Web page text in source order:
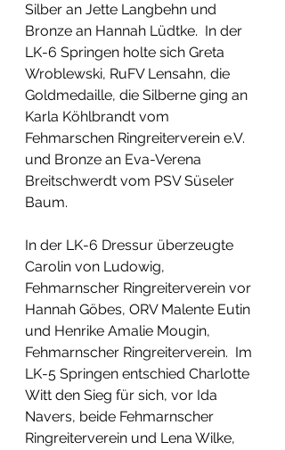
Silber an Jette Langbehn und
Bronze an Hannah Lüdtke.  In der
LK-6 Springen holte sich Greta
Wroblewski, RuFV Lensahn, die
Goldmedaille, die Silberne ging an
Karla Köhlbrandt vom
Fehmarschen Ringreiterverein e.V.
und Bronze an Eva-Verena
Breitschwerdt vom PSV Süseler
Baum.
In der LK-6 Dressur überzeugte
Carolin von Ludowig,
Fehmarnscher Ringreiterverein vor
Hannah Göbes, ORV Malente Eutin
und Henrike Amalie Mougin,
Fehmarnscher Ringreiterverein.  Im
LK-5 Springen entschied Charlotte
Witt den Sieg für sich, vor Ida
Navers, beide Fehmarnscher
Ringreiterverein und Lena Wilke,